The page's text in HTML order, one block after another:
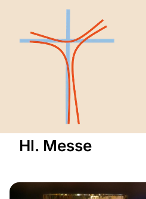
Hl. Messe